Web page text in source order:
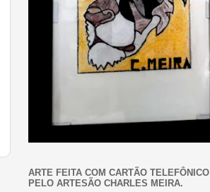
ARTE FEITA COM CARTÃO TELEFÔNICO
PELO ARTESÃO CHARLES MEIRA.